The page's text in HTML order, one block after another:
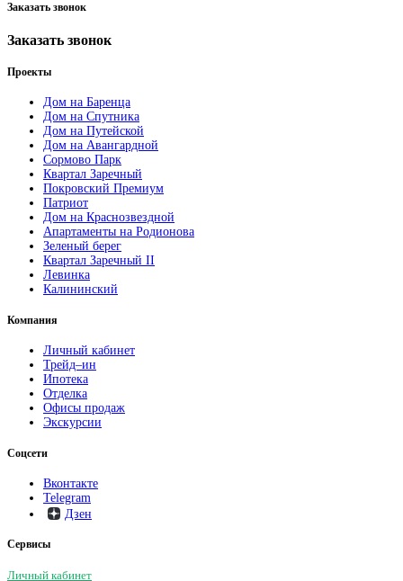
Заказать звонок
Заказать звонок
Проекты
Дом на Баренца
Дом на Спутника
Дом на Путейской
Дом на Авангардной
Сормово Парк
Квартал Заречный
Покровский Премиум
Патриот
Дом на Краснозвездной
Апартаменты на Родионова
Зеленый берег
Квартал Заречный II
Левинка
Калининский
Компания
Личный кабинет
Трейд–ин
Ипотека
Отделка
Офисы продаж
Экскурсии
Соцсети
Вконтакте
Telegram
Дзен
Сервисы
Личный кабинет